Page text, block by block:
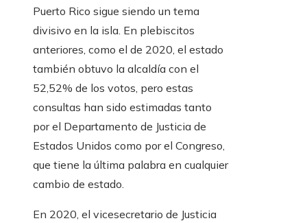
Puerto Rico sigue siendo un tema
divisivo en la isla. En plebiscitos
anteriores, como el de 2020, el estado
también obtuvo la alcaldía con el
52,52% de los votos, pero estas
consultas han sido estimadas tanto
por el Departamento de Justicia de
Estados Unidos como por el Congreso,
que tiene la última palabra en cualquier
cambio de estado.
En 2020, el vicesecretario de Justicia